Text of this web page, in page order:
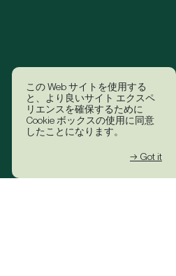
この Web サイトを使用する
と、より良いサイト エクスペ
リエンスを確保するために
Cookie ボックスの使用に同意
したことになります。
→ Got it